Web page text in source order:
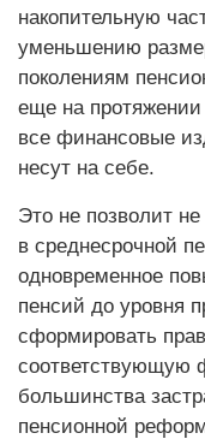
накопительную
уменьшению
поколениям
еще на
все финансовые
несут на себе.
Это не позволит
в среднесрочной
одновременное
пенсий до уровня
сформировать
соответствующую
большинства
пенсионной